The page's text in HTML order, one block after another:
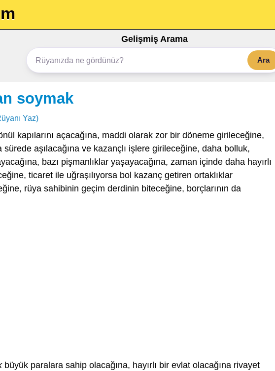
Gelişmiş Arama
Ara
soymak
Yaz)
kapılarını açacağına, maddi olarak zor bir döneme girileceğine,
sürede aşılacağına ve kazançlı işlere girileceğine, daha bolluk,
bazı pişmanlıklar yaşayacağına, zaman içinde daha hayırlı
ticaret ile uğraşılıyorsa bol kazanç getiren ortaklıklar
rüya sahibinin geçim derdinin biteceğine, borçlarının da
büyük paralara sahip olacağına, hayırlı bir evlat olacağına rivayet